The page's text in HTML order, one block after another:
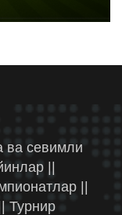
ва севимли
||
||
Турнир